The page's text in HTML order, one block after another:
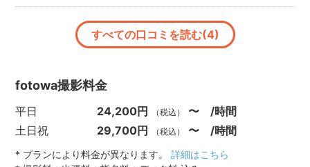
すべての口コミを読む(4)
fotowa撮影料金
平日 24,200円 （税込）
〜 /時間
土日祝
29,700円 （税込） 〜 /時間
* プランにより料金が異なります。詳細はこちら